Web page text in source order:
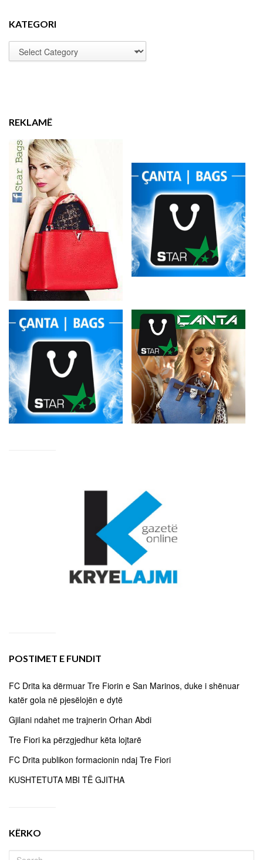
KATEGORI
REKLAMË
POSTIMET E FUNDIT
FC Drita ka dërmuar Tre Fiorin e San Marinos, duke i shënuar
katër gola në pjesëlojën e dytë
Gjilani ndahet me trajnerin Orhan Abdi
Tre Fiori ka përzgjedhur këta lojtarë
FC Drita publikon formacionin ndaj Tre Fiori
KUSHTETUTA MBI TË GJITHA
KËRKO